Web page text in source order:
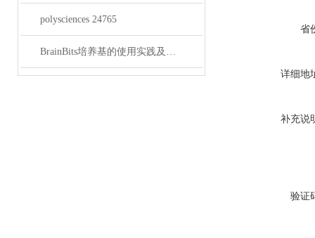
polysciences 24765
BrainBits培养基的使用实践及操作技巧
省
详细地
补充说
验证